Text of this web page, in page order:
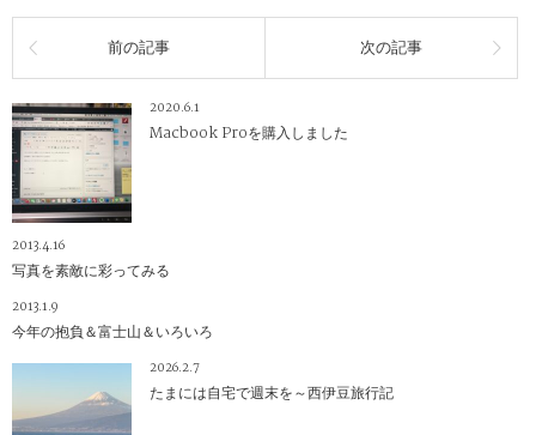
前の記事 次の記事
2020.6.1
Macbook Proを購入しました
2013.4.16
写真を素敵に彩ってみる
2013.1.9
今年の抱負＆富士山＆いろいろ
2026.2.7
たまには自宅で週末を～西伊豆旅行記